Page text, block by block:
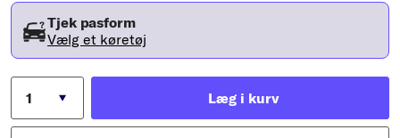
Tjek pasform
Vælg et køretøj
Læg i kurv